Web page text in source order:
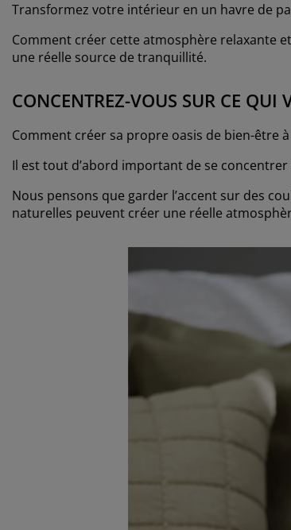
Transformez votre intérieur en un havre de
Comment créer cette atmosphère relaxante
une réelle source de tranquillité.
CONCENTREZ-VOUS SUR CE QUI
Comment créer sa propre oasis de bien-être
Il est tout d’abord important de se
Nous pensons que garder l’accent sur des
naturelles peuvent créer une réelle